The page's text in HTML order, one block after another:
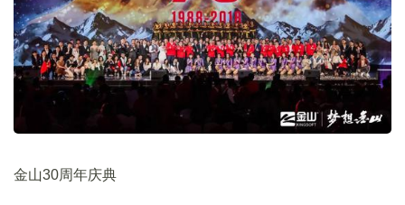
金山30周年庆典